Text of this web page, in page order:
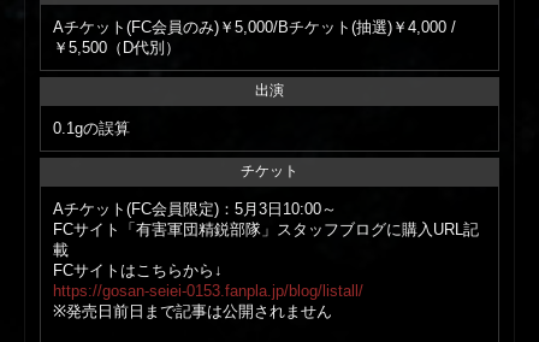
Aチケット(FC会員のみ)￥5,000/Bチケット(抽選)￥4,000 /
￥5,500（D代別）
出演
0.1gの誤算
チケット
Aチケット(FC会員限定)：5月3日10:00～
FCサイト「有害軍団精鋭部隊」スタッフブログに購入URL記
載
FCサイトはこちらから↓
https://gosan-seiei-0153.fanpla.jp/blog/listall/
※発売日前日まで記事は公開されません